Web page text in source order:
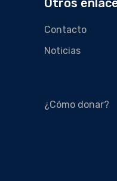
Otros
Contacto
Noticias
¿Cómo donar?